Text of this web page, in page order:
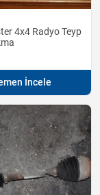
4x4 Radyo Teyp
İncele